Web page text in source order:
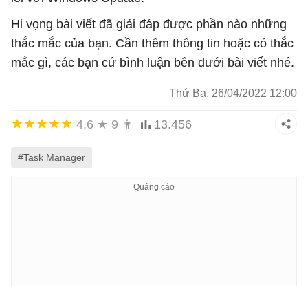
Hi vọng bài viết đã giải đáp được phần nào những
thắc mắc của bạn. Cần thêm thông tin hoặc có thắc
mắc gì, các bạn cứ bình luận bên dưới bài viết nhé.
Thứ Ba, 26/04/2022 12:00
4,6 ★ 9 👨 13.456
#Task Manager